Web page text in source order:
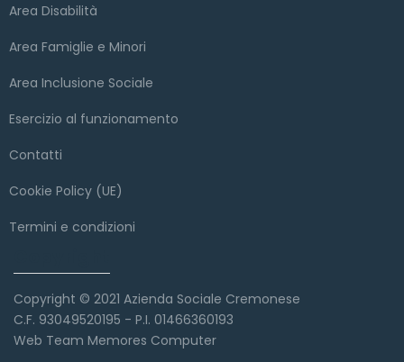
Area Disabilità
Area Famiglie e Minori
Area Inclusione Sociale
Esercizio al funzionamento
Contatti
Cookie Policy (UE)
Termini e condizioni
Copyright © 2021 Azienda Sociale Cremonese
C.F. 93049520195 - P.I. 01466360193
Web Team Memores Computer